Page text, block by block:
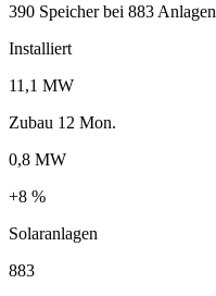
390 Speicher bei 883 Anlagen
Installiert
11,1 MW
Zubau 12 Mon.
0,8 MW
+8 %
Solaranlagen
883